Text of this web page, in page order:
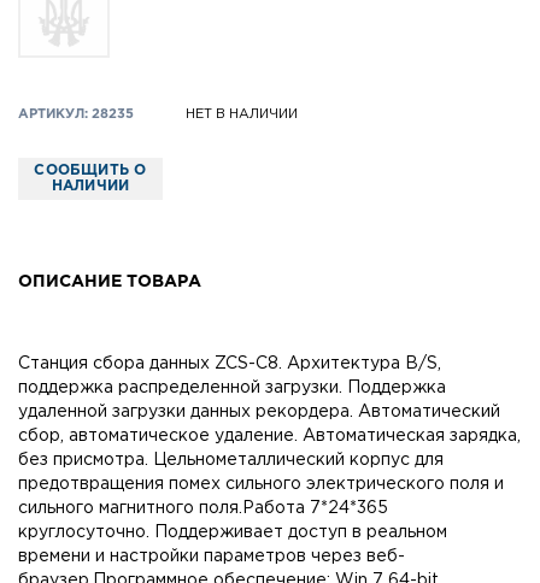
АРТИКУЛ: 28235 НЕТ В НАЛИЧИИ
СООБЩИТЬ О
НАЛИЧИИ
ОПИСАНИЕ ТОВАРА
Станция сбора данных ZCS-C8. Архитектура B/S,
поддержка распределенной загрузки. Поддержка
удаленной загрузки данных рекордера. Автоматический
сбор, автоматическое удаление. Автоматическая зарядка,
без присмотра. Цельнометаллический корпус для
предотвращения помех сильного электрического поля и
сильного магнитного поля.Работа 7*24*365
круглосуточно. Поддерживает доступ в реальном
времени и настройки параметров через веб-